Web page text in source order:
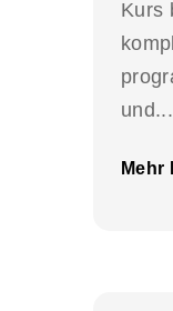
Kurs
und...
Mehr